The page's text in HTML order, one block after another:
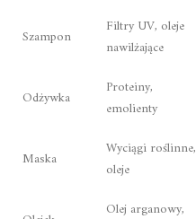
Szampon
Filtry UV, oleje
nawilżające
Odżywka
Proteiny,
emolienty
Maska
Wyciągi roślinne,
oleje
Olej arganowy,